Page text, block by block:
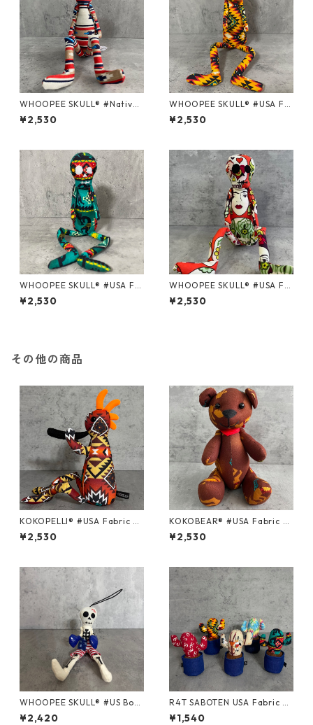
WHOOPEE SKULL® #Native
Rug series /Mサイズ
¥2,530
WHOOPEE SKULL® #USA Fa
bric series＃104 /Mサイズ
¥2,530
WHOOPEE SKULL® #USA Fa
bric series＃65 /Mサイズ
¥2,530
WHOOPEE SKULL® #USA Fa
bric series＃152/Mサイズ
¥2,530
その他の商品
KOKOPELLI® #USA Fabric se
ries ＃150/Mサイズ
¥2,530
KOKOBEAR® #USA Fabric se
ries ＃94/Mサイズ
¥2,530
WHOOPEE SKULL® #US Box
er /Sサイズ
¥2,420
R4T SABOTEN USA Fabric D
ouble Arms/ Sサイズ
¥1,540